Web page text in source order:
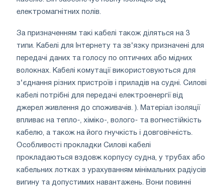
електромагнітних полів.
За призначенням такі кабелі також діляться на 3
типи. Кабелі для Інтернету та зв'язку призначені для
передачі даних та голосу по оптичних або мідних
волокнах. Кабелі комутації використовуються для
з'єднання різних пристроїв і приладів на судні. Силові
кабелі потрібні для передачі електроенергії від
джерел живлення до споживачів. ). Матеріал ізоляції
впливає на тепло-, хіміко-, волого- та вогнестійкість
кабелю, а також на його гнучкість і довговічність.
Особливості прокладки Силові кабелі
прокладаються вздовж корпусу судна, у трубах або
кабельних лотках з урахуванням мінімальних радіусів
вигину та допустимих навантажень. Вони повинні